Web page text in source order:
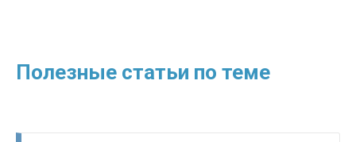
Полезные статьи по теме